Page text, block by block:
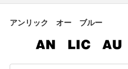
アンリック オー ブルー